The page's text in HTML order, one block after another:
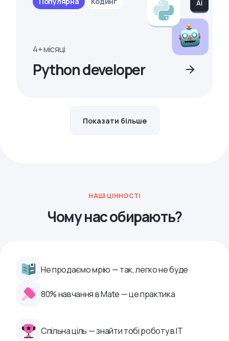
4+ місяці
Python developer
Показати більше
НАШІ ЦІННОСТІ
Чому нас обирають?
Не продаємо мрію — так, легко не буде
80% навчання в Mate — це практика
Спільна ціль — знайти тобі роботу в ІТ